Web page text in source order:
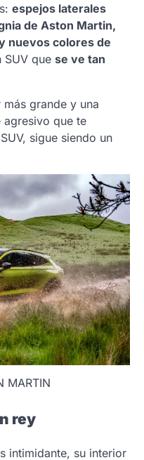
espejos laterales
de Aston Martin,
nuevos colores de
SUV que se ve tan
grande y una
agresivo que te
sigue siendo un
MARTIN
rey
intimidante, su interior